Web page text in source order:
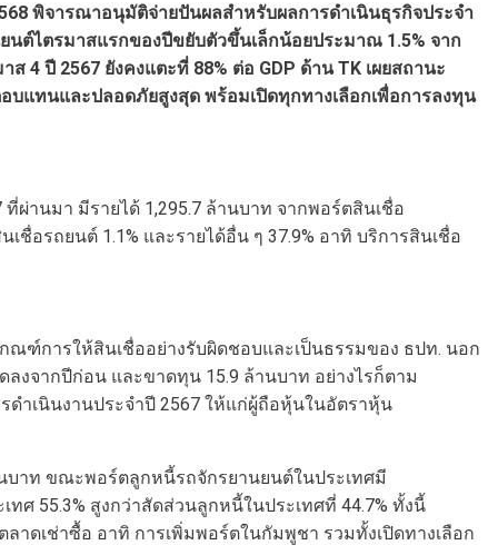
พิจารณาอนุมัติจ่ายปันผลสำหรับผลการดำเนินธุรกิจประจำ
นต์ไตรมาสแรกของปีขยับตัวขึ้นเล็กน้อยประมาณ 1.5% จาก
4 ปี 2567 ยังคงแตะที่ 88% ต่อ GDP ด้าน TK เผยสถานะ
บแทนและปลอดภัยสูงสุด พร้อมเปิดทุกทางเลือกเพื่อการลงทุน
ที่ผ่านมา มีรายได้ 1,295.7 ล้านบาท จากพอร์ตสินเชื่อ
ชื่อรถยนต์ 1.1% และรายได้อื่น ๆ 37.9% อาทิ บริการสินเชื่อ
ฑ์การให้สินเชื่ออย่างรับผิดชอบและเป็นธรรมของ ธปท. นอก
งจากปีก่อน และขาดทุน 15.9 ล้านบาท อย่างไรก็ตาม
ำเนินงานประจำปี 2567 ให้แก่ผู้ถือหุ้นในอัตราหุ้น
บาท ขณะพอร์ตลูกหนี้รถจักรยานยนต์ในประเทศมี
55.3% สูงกว่าสัดส่วนลูกหนี้ในประเทศที่ 44.7% ทั้งนี้
าดเช่าซื้อ อาทิ การเพิ่มพอร์ตในกัมพูชา รวมทั้งเปิดทางเลือก